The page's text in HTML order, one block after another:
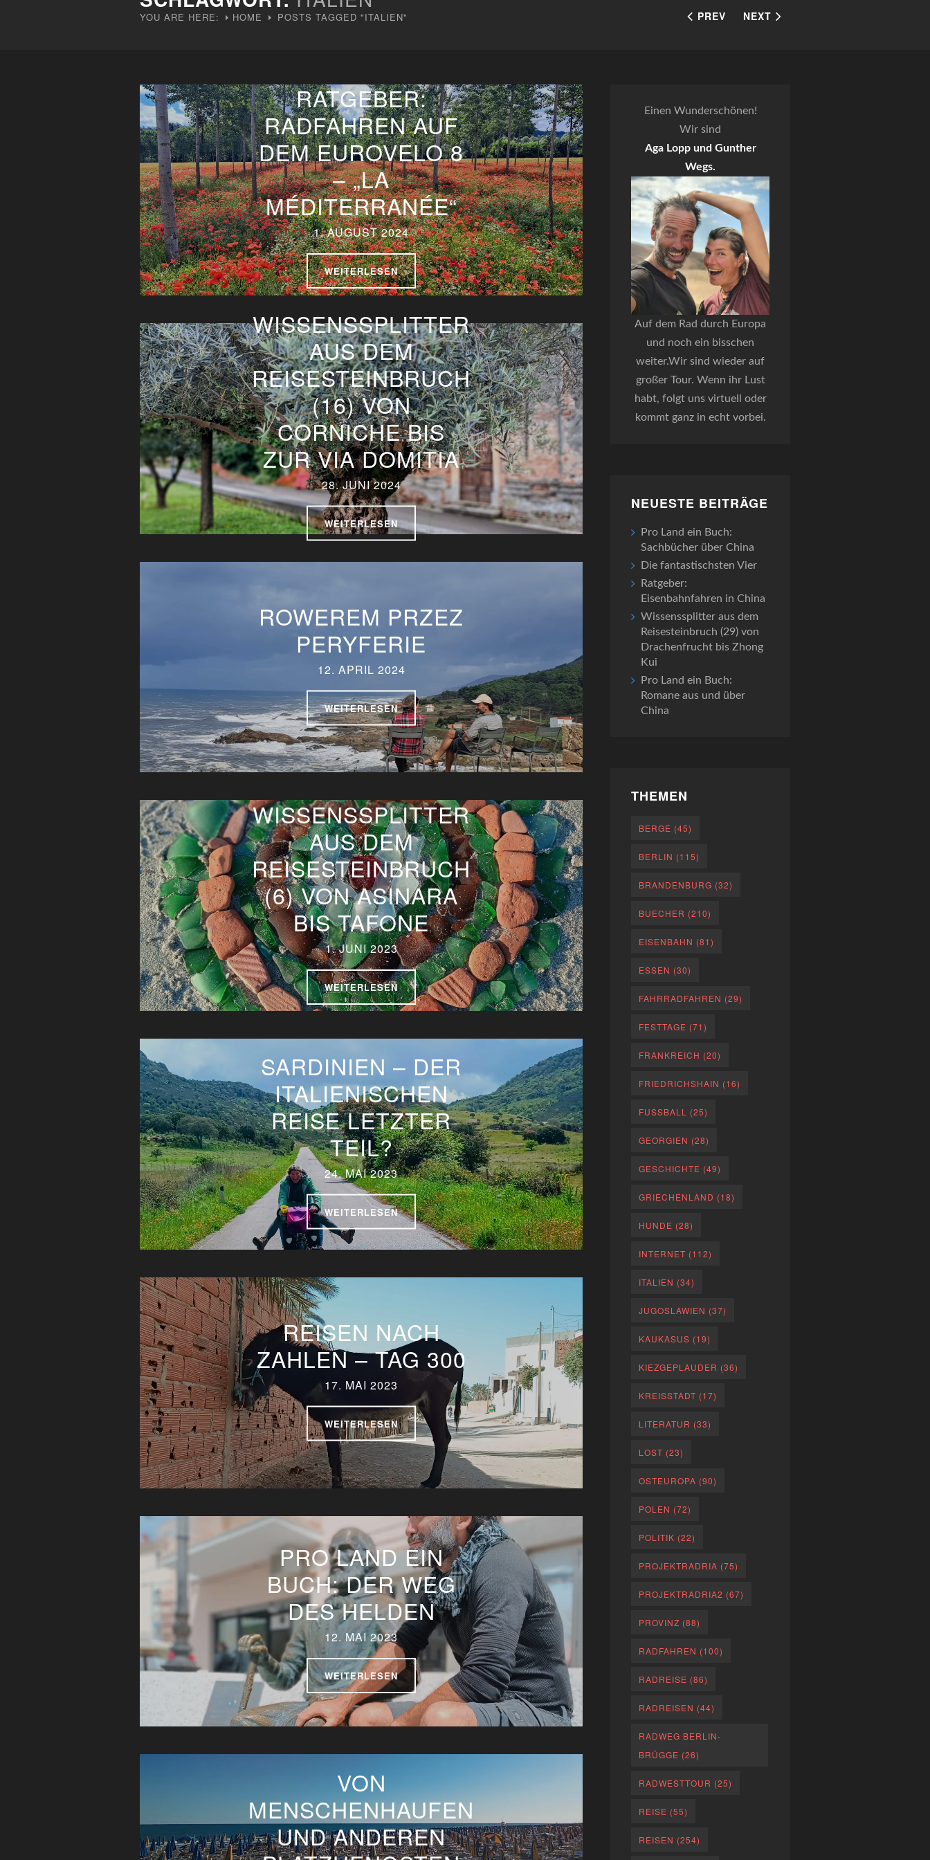
YOU ARE HERE: HOME POSTS TAGGED "ITALIEN" PREV NEXT
RATGEBER:
RADFAHREN AUF
DEM EUROVELO 8
– „LA
MÉDITERRANÉE“
1. AUGUST 2024
WEITERLESEN
WISSENSSPLITTER
AUS DEM
REISESTEINBRUCH
(16) VON
CORNICHE BIS
ZUR VIA DOMITIA
28. JUNI 2024
WEITERLESEN
ROWEREM PRZEZ
PERYFERIE
12. APRIL 2024
WEITERLESEN
WISSENSSPLITTER
AUS DEM
REISESTEINBRUCH
(6) VON ASINARA
BIS TAFONE
1. JUNI 2023
WEITERLESEN
SARDINIEN – DER
ITALIENISCHEN
REISE LETZTER
TEIL?
24. MAI 2023
WEITERLESEN
REISEN NACH
ZAHLEN – TAG 300
17. MAI 2023
WEITERLESEN
PRO LAND EIN
BUCH: DER WEG
DES HELDEN
12. MAI 2023
WEITERLESEN
VON
MENSCHENHAUFEN
UND ANDEREN
Einen Wunderschönen!
Wir sind
Aga Lopp und Gunther
Wegs.
Auf dem Rad durch Europa
und noch ein bisschen
weiter.Wir sind wieder auf
großer Tour. Wenn ihr Lust
habt, folgt uns virtuell oder
kommt ganz in echt vorbei.
NEUESTE BEITRÄGE
Pro Land ein Buch:
Sachbücher über China
Die fantastischsten Vier
Ratgeber:
Eisenbahnfahren in China
Wissenssplitter aus dem
Reisesteinbruch (29) von
Drachenfrucht bis Zhong
Kui
Pro Land ein Buch:
Romane aus und über
China
THEMEN
BERGE (45)
BERLIN (115)
BRANDENBURG (32)
BUECHER (210)
EISENBAHN (81)
ESSEN (30)
FAHRRADFAHREN (29)
FESTTAGE (71)
FRANKREICH (20)
FRIEDRICHSHAIN (16)
FUSSBALL (25)
GEORGIEN (28)
GESCHICHTE (49)
GRIECHENLAND (18)
HUNDE (28)
INTERNET (112)
ITALIEN (34)
JUGOSLAWIEN (37)
KAUKASUS (19)
KIEZGEPLAUDER (36)
KREISSTADT (17)
LITERATUR (33)
LOST (23)
OSTEUROPA (90)
POLEN (72)
POLITIK (22)
PROJEKTRADRIA (75)
PROJEKTRADRIA2 (67)
PROVINZ (88)
RADFAHREN (100)
RADREISE (86)
RADREISEN (44)
RADWEG BERLIN-
BRÜGGE (26)
RADWESTTOUR (25)
REISE (55)
REISEN (254)